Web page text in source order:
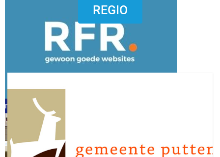
word vrijwilliger (1)
refreshed webdesign putten
REGIO